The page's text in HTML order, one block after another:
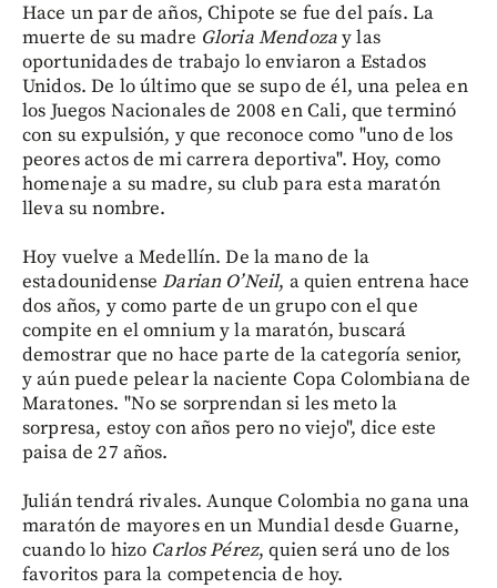
Hace un par de años, Chipote se fue del país. La
muerte de su madre Gloria Mendozay las
oportunidades de trabajo lo enviaron a Estados
Unidos. De lo último que se supo de él, una pelea en
los Juegos Nacionales de 2008 en Cali, que terminó
con su expulsión, y que reconoce como "uno de los
peores actos de mi carrera deportiva". Hoy, como
homenaje a su madre, su club para esta maratón
lleva su nombre.
Hoy vuelve a Medellín. De la mano de la
estadounidenseDarian O’Neil, a quien entrena hace
dos años, y como parte de un grupo con el que
compite en el omnium y la maratón, buscará
demostrar que no hace parte de la categoría senior,
y aún puede pelear la naciente Copa Colombiana de
Maratones. "No se sorprendan si les meto la
sorpresa, estoy con años pero no viejo", dice este
paisa de 27 años.
Julián tendrá rivales. Aunque Colombia no gana una
maratón de mayores en un Mundial desde Guarne,
cuando lo hizo Carlos Pérez, quien será uno de los
favoritos para la competencia de hoy.